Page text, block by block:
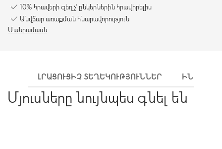
10% հրավերի զեղչ՝ ընկերներին հրավիրելիս
Անվճար առաքման հնարավորություն
Մանրամասն
ԼՐԱՑՈՒՑԻՉ ՏԵՂԵԿՈՒԹՅՈՒՆՆԵՐ ԻՆՉՊԵՍ
Մյուսները նույնպես գնել են